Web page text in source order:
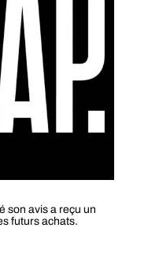
son avis a reçu un
futurs achats.